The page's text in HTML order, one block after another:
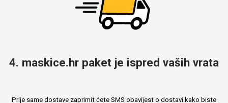
4. maskice.hr paket je ispred vaših vrata
Prije same dostave zaprimit ćete SMS obavijest o dostavi kako biste